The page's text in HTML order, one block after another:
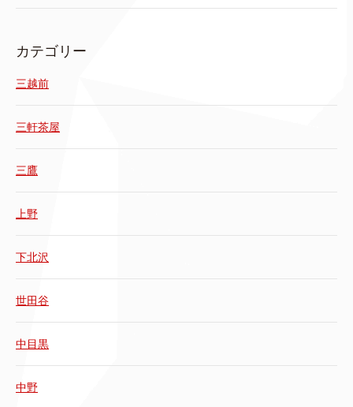
カテゴリー
三越前
三軒茶屋
三鷹
上野
下北沢
世田谷
中目黒
中野